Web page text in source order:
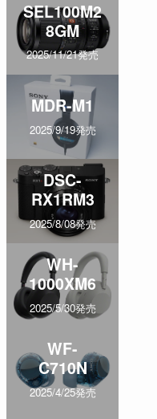
SEL100M2
8GM
2025/11/21発売
MDR-M1
2025/9/19発売
DSC-
RX1RM3
2025/8/08発売
WH-
1000XM6
2025/5/30発売
WF-
C710N
2025/4/25発売